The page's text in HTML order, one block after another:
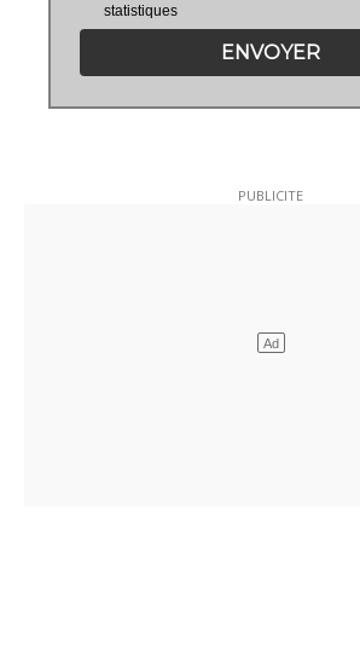
statistiques
ENVOYER